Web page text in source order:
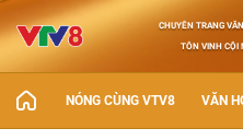
CHUYÊN TRANG
TÔN VINH CỘI
NÓNG CÙNG VTV8 VĂN